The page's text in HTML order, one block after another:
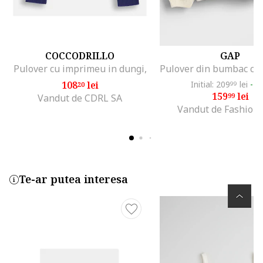
COCCODRILLO
Pulover cu imprimeu in dungi,
10820lei
Vandut de CDRL SA
GAP
Initial: 20999 lei -
15999lei
Vandut de Fashion
Te-ar putea interesa